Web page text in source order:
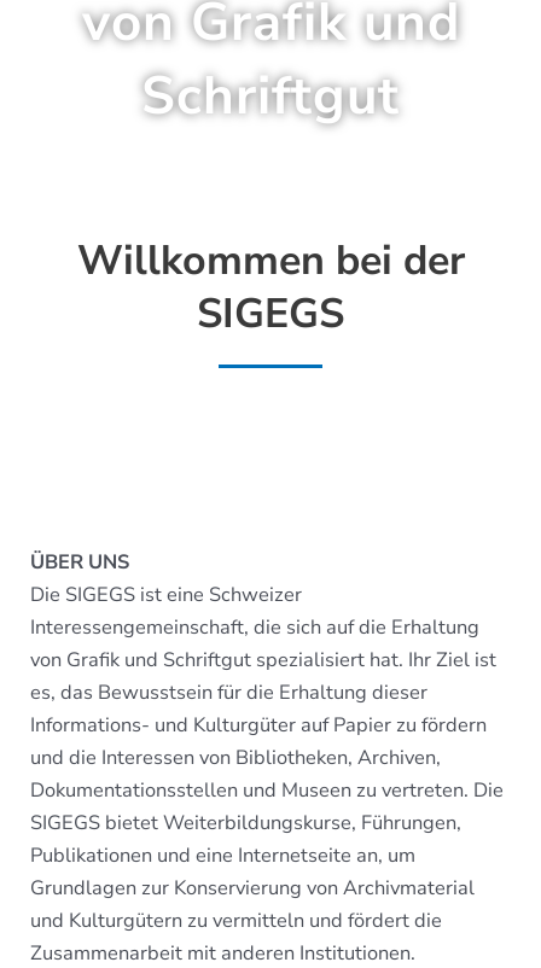
von Grafik und
Schriftgut
Willkommen bei der
SIGEGS
ÜBER UNS
Die SIGEGS ist eine Schweizer
Interessengemeinschaft, die sich auf die Erhaltung
von Grafik und Schriftgut spezialisiert hat. Ihr Ziel ist
es, das Bewusstsein für die Erhaltung dieser
Informations- und Kulturgüter auf Papier zu fördern
und die Interessen von Bibliotheken, Archiven,
Dokumentationsstellen und Museen zu vertreten. Die
SIGEGS bietet Weiterbildungskurse, Führungen,
Publikationen und eine Internetseite an, um
Grundlagen zur Konservierung von Archivmaterial
und Kulturgütern zu vermitteln und fördert die
Zusammenarbeit mit anderen Institutionen.